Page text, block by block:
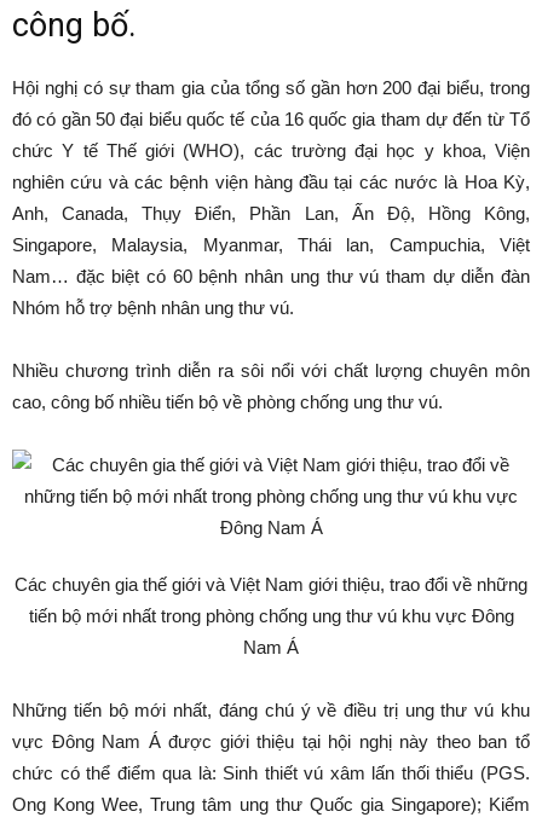
công bố.
Hội nghị có sự tham gia của tổng số gần hơn 200 đại biểu, trong
đó có gần 50 đại biểu quốc tế của 16 quốc gia tham dự đến từ Tổ
chức Y tế Thế giới (WHO), các trường đại học y khoa, Viện
nghiên cứu và các bệnh viện hàng đầu tại các nước là Hoa Kỳ,
Anh, Canada, Thụy Điển, Phần Lan, Ấn Độ, Hồng Kông,
Singapore, Malaysia, Myanmar, Thái lan, Campuchia, Việt
Nam… đặc biệt có 60 bệnh nhân ung thư vú tham dự diễn đàn
Nhóm hỗ trợ bệnh nhân ung thư vú.
Nhiều chương trình diễn ra sôi nổi với chất lượng chuyên môn
cao, công bố nhiều tiến bộ về phòng chống ung thư vú.
Các chuyên gia thế giới và Việt Nam giới thiệu, trao đổi về những
tiến bộ mới nhất trong phòng chống ung thư vú khu vực Đông
Nam Á
Những tiến bộ mới nhất, đáng chú ý về điều trị ung thư vú khu
vực Đông Nam Á được giới thiệu tại hội nghị này theo ban tổ
chức có thể điểm qua là: Sinh thiết vú xâm lấn thối thiểu (PGS.
Ong Kong Wee, Trung tâm ung thư Quốc gia Singapore); Kiểm